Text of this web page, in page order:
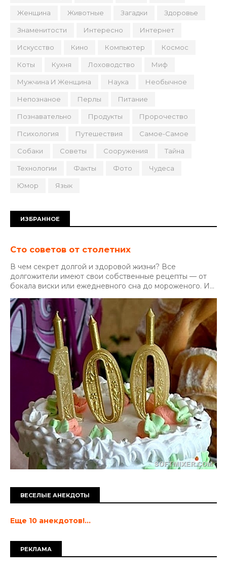
Женщина Животные Загадки Здоровье
Знаменитости Интересно Интернет
Искусство Кино Компьютер Космос
Коты Кухня Лоховодство Миф
Мужчина И Женщина Наука Необычное
Непознаное Перлы Питание
Познавательно Продукты Пророчество
Психология Путешествия Самое-Самое
Собаки Советы Сооружения Тайна
Технологии Факты Фото Чудеса
Юмор Язык
ИЗБРАННОЕ
Сто советов от столетних
В чем секрет долгой и здоровой жизни? Все
долгожители имеют свои собственные рецепты — от
бокала виски или ежедневного сна до мороженого. И...
ВЕСЕЛЫЕ АНЕКДОТЫ
Еще 10 анекдотов!...
РЕКЛАМА